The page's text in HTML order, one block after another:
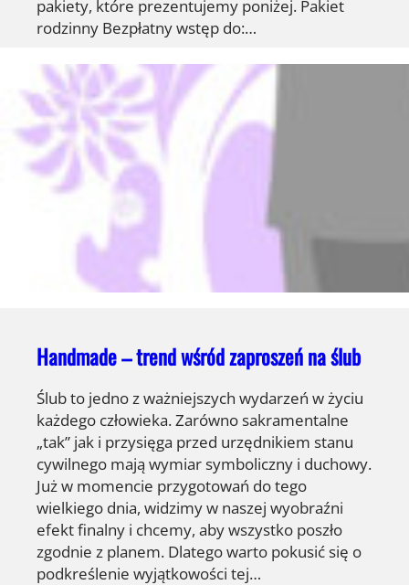
pakiety, które prezentujemy poniżej. Pakiet
rodzinny Bezpłatny wstęp do:…
Handmade – trend wśród zaproszeń na ślub
Ślub to jedno z ważniejszych wydarzeń w życiu
każdego człowieka. Zarówno sakramentalne
„tak” jak i przysięga przed urzędnikiem stanu
cywilnego mają wymiar symboliczny i duchowy.
Już w momencie przygotowań do tego
wielkiego dnia, widzimy w naszej wyobraźni
efekt finalny i chcemy, aby wszystko poszło
zgodnie z planem. Dlatego warto pokusić się o
podkreślenie wyjątkowości tej…